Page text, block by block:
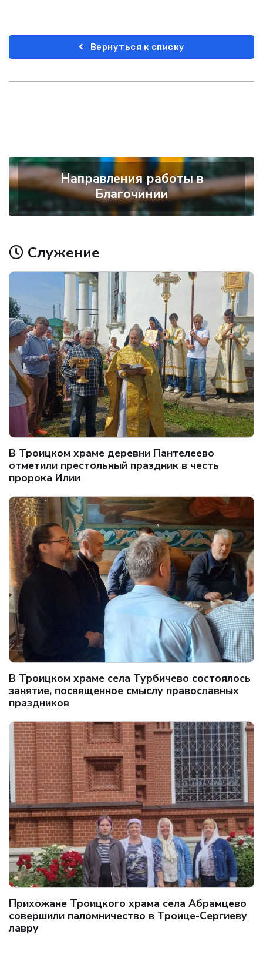
Вернуться к списку
Направления работы в
Благочинии
Служение
В Троицком храме деревни Пантелеево
отметили престольный праздник в честь
пророка Илии
В Троицком храме села Турбичево состоялось
занятие, посвященное смыслу православных
праздников
Прихожане Троицкого храма села Абрамцево
совершили паломничество в Троице-Сергиеву
лавру